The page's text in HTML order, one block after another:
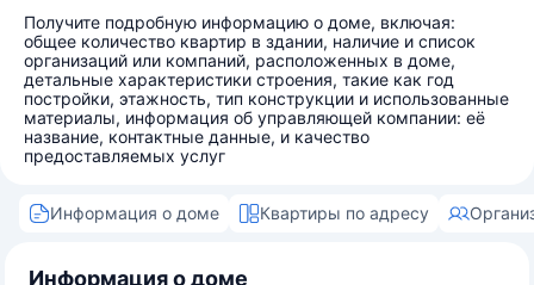
Получите подробную информацию о доме, включая:
общее количество квартир в здании, наличие и список
организаций или компаний, расположенных в доме,
детальные характеристики строения, такие как год
постройки, этажность, тип конструкции и использованные
материалы, информация об управляющей компании: её
название, контактные данные, и качество
предоставляемых услуг
Информация о доме Квартиры по адресу
Информация о доме